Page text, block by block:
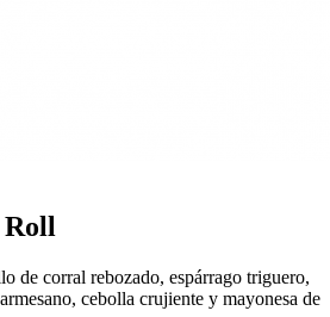
de corral rebozado, espárrago triguero,
cebolla crujiente y mayonesa de